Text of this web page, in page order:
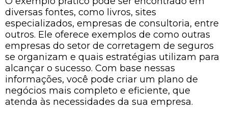
diversas fontes, como livros, sites
especializados, empresas de consultoria, entre
outros. Ele oferece exemplos de como outras
empresas do setor de corretagem de seguros
se organizam e quais estratégias utilizam para
alcançar o sucesso. Com base nessas
informações, você pode criar um plano de
negócios mais completo e eficiente, que
atenda às necessidades da sua empresa.